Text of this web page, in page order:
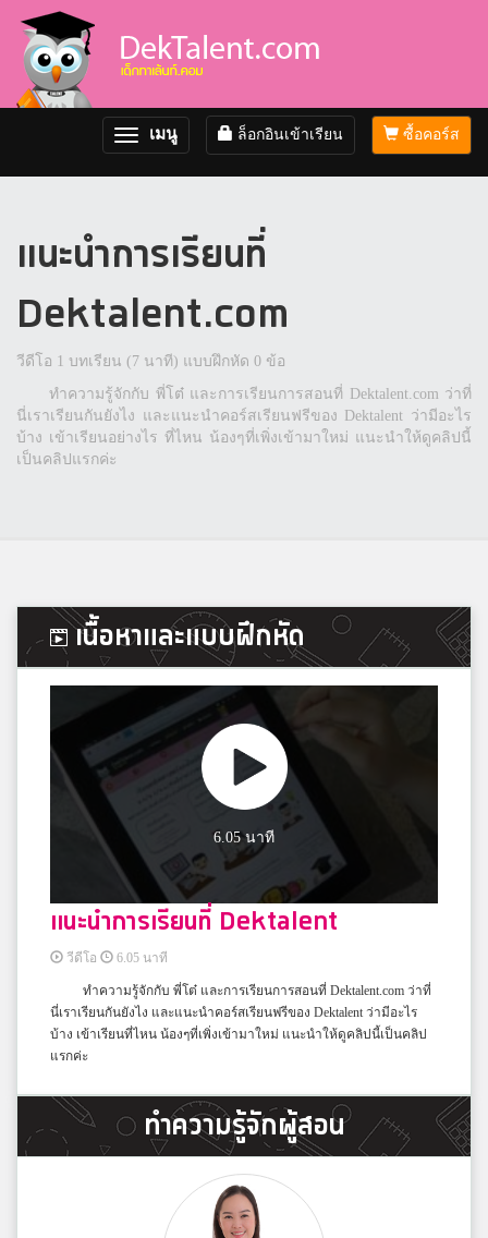
ซื้อคอร์ส
ล็อกอินเข้าเรียน
Toggle
navigation
เมนู
แนะนำการเรียนที่
Dektalent.com
วีดีโอ 1 บทเรียน (7 นาที) แบบฝึกหัด 0 ข้อ
ทำความรู้จักกับ พี่โต๋ และการเรียนการสอนที่ Dektalent.com ว่าที่
นี่เราเรียนกันยังไง และแนะนำคอร์สเรียนฟรีของ Dektalent ว่ามีอะไร
บ้าง เข้าเรียนอย่างไร ที่ไหน น้องๆที่เพิ่งเข้ามาใหม่ แนะนำให้ดูคลิปนี้
เป็นคลิปแรกค่ะ
เนื้อหาและแบบฝึกหัด
6.05 นาที
แนะนำการเรียนที่ Dektalent
วีดีโอ 6.05 นาที
ทำความรู้จักกับ พี่โต๋ และการเรียนการสอนที่ Dektalent.com ว่าที่
นี่เราเรียนกันยังไง และแนะนำคอร์สเรียนฟรีของ Dektalent ว่ามีอะไร
บ้าง เข้าเรียนที่ไหน น้องๆที่เพิ่งเข้ามาใหม่ แนะนำให้ดูคลิปนี้เป็นคลิป
แรกค่ะ
ทำความรู้จักผู้สอน